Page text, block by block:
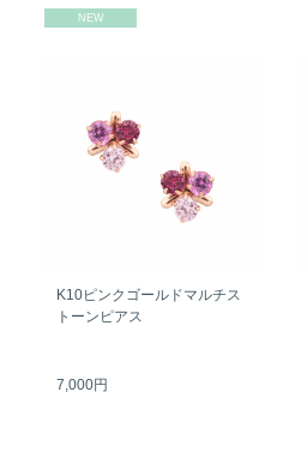
NEW
K10ピンクゴールドマルチス
トーンピアス
7,000円